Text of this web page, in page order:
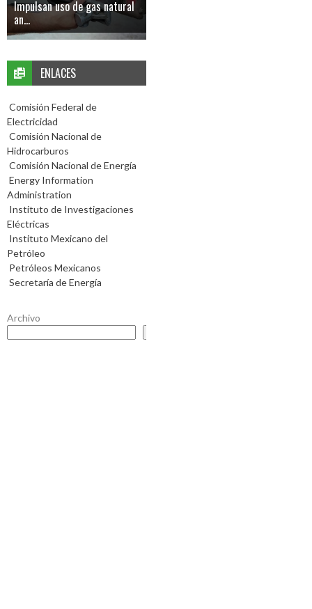
Impulsan uso de gas natural
an...
ENLACES
Comisión Federal de
Electricidad
Comisión Nacional de
Hidrocarburos
Comisión Nacional de Energía
Energy Information
Administration
Instituto de Investigaciones
Eléctricas
Instituto Mexicano del
Petróleo
Petróleos Mexicanos
Secretaría de Energía
Archivo